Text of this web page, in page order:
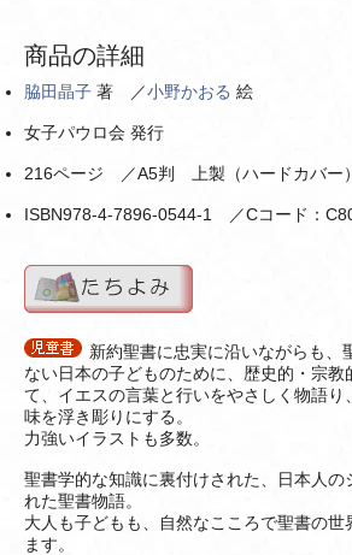
商品の詳細
脇田晶子 著 ／小野かおる 絵
女子パウロ会 発行
216ページ ／A5判 上製（ハードカバー）
ISBN978-4-7896-0544-1 ／Cコード：
新約聖書に忠実に沿いながらも、
ない日本の子どものために、歴史的・宗教
て、イエスの言葉と行いをやさしく物語
味を浮き彫りにする。
力強いイラストも多数。
聖書学的な知識に裏付けされた、日本人の
れた聖書物語。
大人も子どもも、自然なこころで聖書の世
ます。